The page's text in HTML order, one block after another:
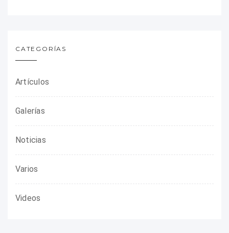
CATEGORÍAS
Artículos
Galerías
Noticias
Varios
Videos